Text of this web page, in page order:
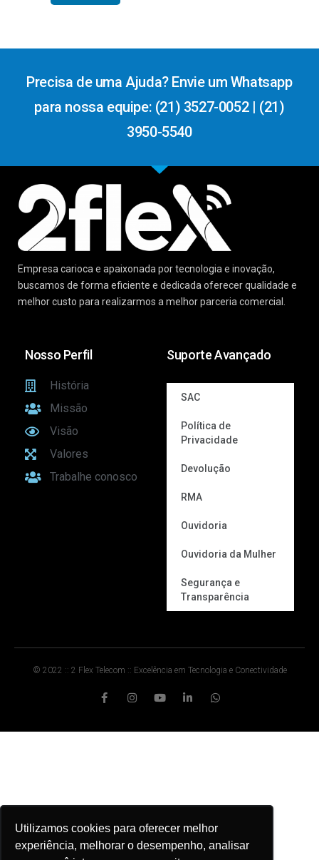
Utilizamos cookies para oferecer melhor
experiência, melhorar o desempenho, analisar
Precisa de uma Ajuda? Envie um Whatsapp
para nossa equipe: (21) 3527-0052 | (21)
3950-5540
Empresa carioca e apaixonada por tecnologia e inovação,
buscamos de forma eficiente e dedicada oferecer qualidade e
melhor custo para realizarmos a melhor parceria comercial.
Nosso Perfil
História
Missão
Visão
Valores
Trabalhe conosco
Suporte Avançado
SAC
Política de
Privacidade
Devolução
RMA
Ouvidoria
Ouvidoria da Mulher
Segurança e
Transparência
© 2022 :: 2 Flex Telecom :: Excelência em Tecnologia e Conectividade